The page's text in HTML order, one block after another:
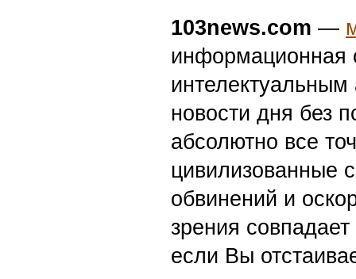
103news.com —
информационная
новости дня без
абсолютно все
цивилизованные
обвинений и
зрения
если Вы